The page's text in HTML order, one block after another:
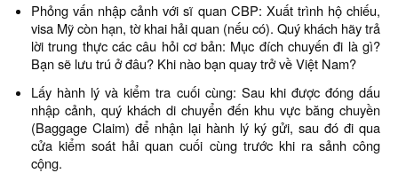
Phỏng vấn nhập cảnh với sĩ quan CBP: Xuất trình hộ chiếu,
visa Mỹ còn hạn, tờ khai hải quan (nếu có). Quý khách hãy trả
lời trung thực các câu hỏi cơ bản: Mục đích chuyến đi là gì?
Bạn sẽ lưu trú ở đâu? Khi nào bạn quay trở về Việt Nam?
Lấy hành lý và kiểm tra cuối cùng: Sau khi được đóng dấu
nhập cảnh, quý khách di chuyển đến khu vực băng chuyền
(Baggage Claim) để nhận lại hành lý ký gửi, sau đó đi qua
cửa kiểm soát hải quan cuối cùng trước khi ra sảnh công
cộng.